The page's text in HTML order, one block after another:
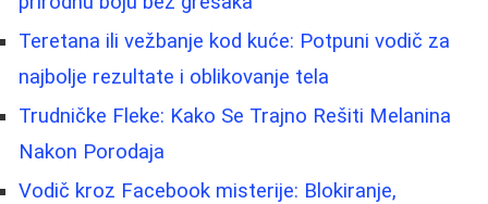
Teretana ili vežbanje kod kuće: Potpuni vodič za
najbolje rezultate i oblikovanje tela
Trudničke Fleke: Kako Se Trajno Rešiti Melanina
Nakon Porodaja
Vodič kroz Facebook misterije: Blokiranje,